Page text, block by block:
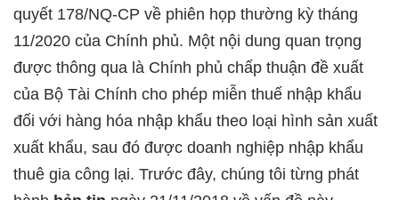
quyết 178/NQ-CP về phiên họp thường kỳ tháng
11/2020 của Chính phủ. Một nội dung quan trọng
được thông qua là Chính phủ chấp thuận đề xuất
của Bộ Tài Chính cho phép miễn thuế nhập khẩu
đối với hàng hóa nhập khẩu theo loại hình sản xuất
xuất khẩu, sau đó được doanh nghiệp nhập khẩu
thuê gia công lại. Trước đây, chúng tôi từng phát